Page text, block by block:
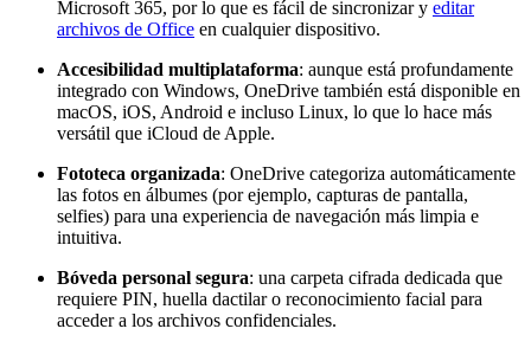
Microsoft 365, por lo que es fácil de sincronizar y editar
archivos de Office en cualquier dispositivo.
Accesibilidad multiplataforma: aunque está profundamente
integrado con Windows, OneDrive también está disponible en
macOS, iOS, Android e incluso Linux, lo que lo hace más
versátil que iCloud de Apple.
Fototeca organizada: OneDrive categoriza automáticamente
las fotos en álbumes (por ejemplo, capturas de pantalla,
selfies) para una experiencia de navegación más limpia e
intuitiva.
Bóveda personal segura: una carpeta cifrada dedicada que
requiere PIN, huella dactilar o reconocimiento facial para
acceder a los archivos confidenciales.